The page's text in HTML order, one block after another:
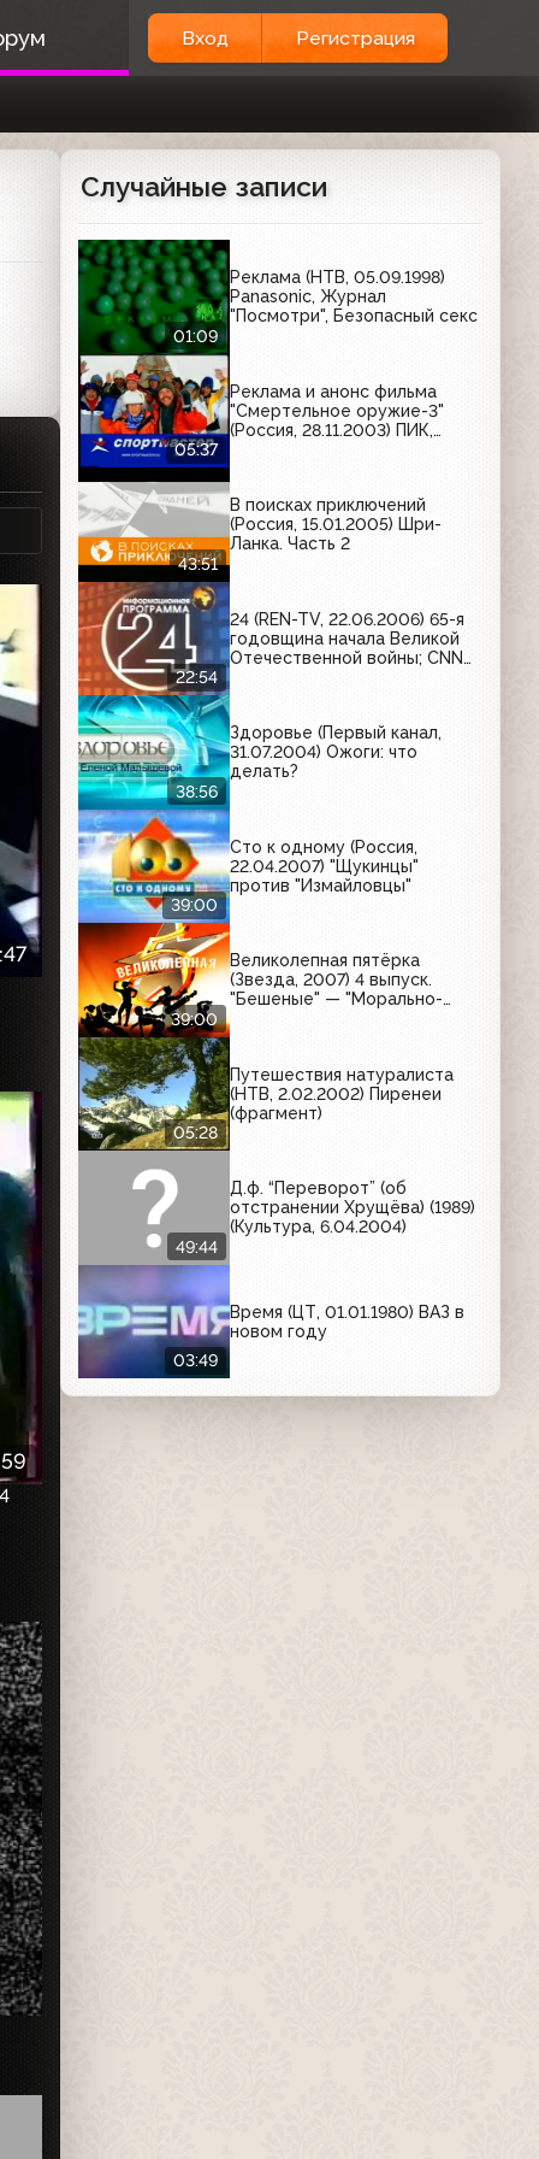
Вход Регистрация
Случайные записи
01:09
Реклама (НТВ, 05.09.1998)
Panasonic, Журнал
"Посмотри", Безопасный секс
05:37
Реклама и анонс фильма
"Смертельное оружие-3"
(Россия, 28.11.2003) ПИК,
Maggi, Спортмастер,
Спортлото, Причуда
43:51
В поисках приключений
(Россия, 15.01.2005) Шри-
Ланка. Часть 2
22:54
24 (REN-TV, 22.06.2006) 65-я
годовщина начала Великой
Отечественной войны; CNN
Ираке; выставка новых
технологий в Москве
38:56
Здоровье (Первый канал,
31.07.2004) Ожоги: что
делать?
39:00
Сто к одному (Россия,
22.04.2007) "Щукинцы"
против "Измайловцы"
39:00
Великолепная пятёрка
(Звезда, 2007) 4 выпуск.
"Бешеные" — "Морально-
05:28
Путешествия натуралиста
(НТВ, 2.02.2002) Пиренеи
(фрагмент)
49:44
Д.ф. “Переворот” (об
отстранении Хрущёва) (1989)
(Культура, 6.04.2004)
03:49
Время (ЦТ, 01.01.1980) ВАЗ в
новом году